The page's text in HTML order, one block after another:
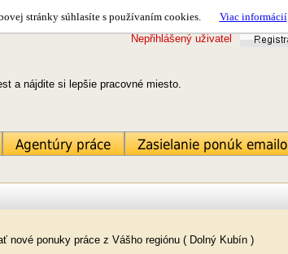
stránky súhlasíte s používaním cookies.
Viac informácií
Nepřihlášený uživatel
a nájdite si lepšie pracovné miesto.
nové ponuky práce z Vášho regiónu ( Dolný Kubín )